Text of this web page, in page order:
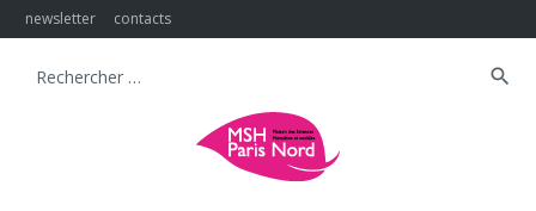
Skip
to
newsletter contacts
Search
search